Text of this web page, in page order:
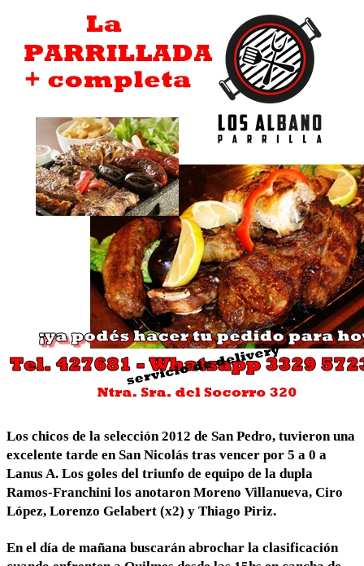
Los chicos de la selección 2012 de San Pedro, tuvieron una
excelente tarde en San Nicolás tras vencer por 5 a 0 a
Lanus A. Los goles del triunfo de equipo de la dupla
Ramos-Franchini los anotaron Moreno Villanueva, Ciro
López, Lorenzo Gelabert (x2) y Thiago Piriz.
En el día de mañana buscarán abrochar la clasificación